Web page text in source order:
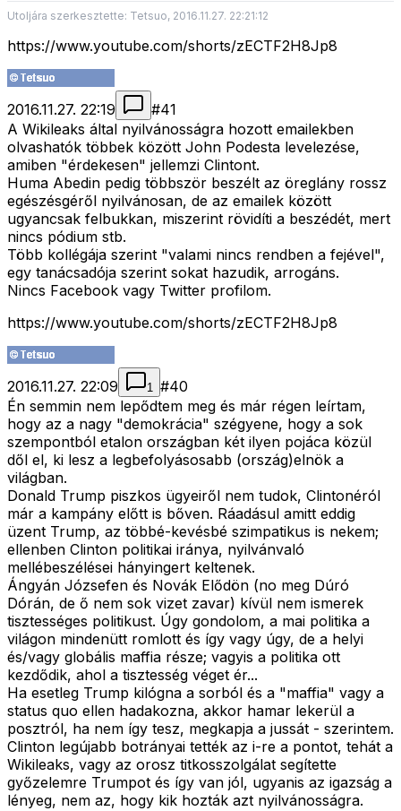
Utoljára szerkesztette: Tetsuo, 2016.11.27. 22:21:12
https://www.youtube.com/shorts/zECTF2H8Jp8
2016.11.27. 22:19 #41
A Wikileaks által nyilvánosságra hozott emailekben
olvashatók többek között John Podesta levelezése,
amiben "érdekesen" jellemzi Clintont.
Huma Abedin pedig többször beszélt az öreglány rossz
egészésgéről nyilvánosan, de az emailek között
ugyancsak felbukkan, miszerint rövidíti a beszédét, mert
nincs pódium stb.
Több kollégája szerint "valami nincs rendben a fejével",
egy tanácsadója szerint sokat hazudik, arrogáns.
Nincs Facebook vagy Twitter profilom.
https://www.youtube.com/shorts/zECTF2H8Jp8
2016.11.27. 22:09 1 #40
Én semmin nem lepődtem meg és már régen leírtam,
hogy az a nagy "demokrácia" szégyene, hogy a sok
szempontból etalon országban két ilyen pojáca közül
dől el, ki lesz a legbefolyásosabb (ország)elnök a
világban.
Donald Trump piszkos ügyeiről nem tudok, Clintonéról
már a kampány előtt is bőven. Ráadásul amitt eddig
üzent Trump, az többé-kevésbé szimpatikus is nekem;
ellenben Clinton politikai iránya, nyilvánvaló
mellébeszélései hányingert keltenek.
Ángyán Józsefen és Novák Elődön (no meg Dúró
Dórán, de ő nem sok vizet zavar) kívül nem ismerek
tisztességes politikust. Úgy gondolom, a mai politika a
világon mindenütt romlott és így vagy úgy, de a helyi
és/vagy globális maffia része; vagyis a politika ott
kezdődik, ahol a tisztesség véget ér...
Ha esetleg Trump kilógna a sorból és a "maffia" vagy a
status quo ellen hadakozna, akkor hamar lekerül a
posztról, ha nem így tesz, megkapja a jussát - szerintem.
Clinton legújabb botrányai tették az i-re a pontot, tehát a
Wikileaks, vagy az orosz titkosszolgálat segítette
győzelemre Trumpot és így van jól, ugyanis az igazság a
lényeg, nem az, hogy kik hozták azt nyilvánosságra.